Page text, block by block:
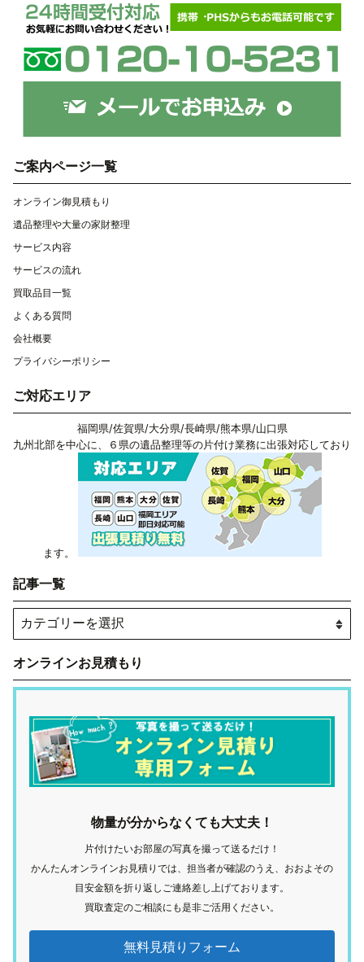
ご案内ページ一覧
オンライン御見積もり
遺品整理や大量の家財整理
サービス内容
サービスの流れ
買取品目一覧
よくある質問
会社概要
プライバシーポリシー
ご対応エリア
福岡県/佐賀県/大分県/長崎県/熊本県/山口県
九州北部を中心に、６県の遺品整理等の片付け業務に出張対応しており
ます。
記事一覧
オンラインお見積もり
物量が分からなくても大丈夫！
片付けたいお部屋の写真を撮って送るだけ！
かんたんオンラインお見積りでは、担当者が確認のうえ、おおよその
目安金額を折り返しご連絡差し上げております。
買取査定のご相談にも是非ご活用ください。
無料見積りフォーム